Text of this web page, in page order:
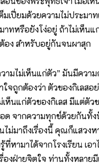
เปี่ยมด้วยความไม่ประมา
ทหรือยังโง่อยู่ ถ้าไม่เห็นแ
อง สำหรับอยู่กันจนผาสุก
วามไม่เห็นแก่ตัว” มันมีควา
ใจถูกต้องว่า ตัวของกิเลสอ
ห็นแก่ตัวของกิเลส มีแต่ตัว
ด จากความทุกข์ด้วยกันทั้
ม่มาถึงเรื่องนี้ คุณก็แสวงห
หามาได้จากโรงเรียน เอ
องฝ่ายจิตใจ ท่านทั้งหลาย